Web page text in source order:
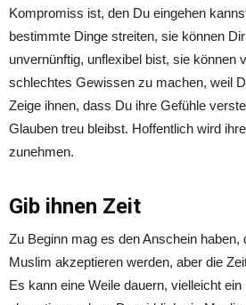
Kompromiss ist, den Du eingehen
bestimmte Dinge streiten, sie können
unvernünftig, unflexibel bist, sie können
schlechtes Gewissen zu machen, weil
Zeige ihnen, dass Du ihre Gefühle
Glauben treu bleibst. Hoffentlich wird
zunehmen.
Gib ihnen Zeit
Zu Beginn mag es den Anschein haben,
Muslim akzeptieren werden, aber die
Es kann eine Weile dauern, vielleicht